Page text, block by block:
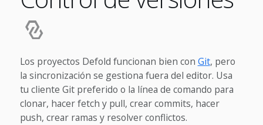
Los proyectos Defold funcionan bien con Git, pero
la sincronización se gestiona fuera del editor. Usa
tu cliente Git preferido o la línea de comando para
clonar, hacer fetch y pull, crear commits, hacer
push, crear ramas y resolver conflictos.